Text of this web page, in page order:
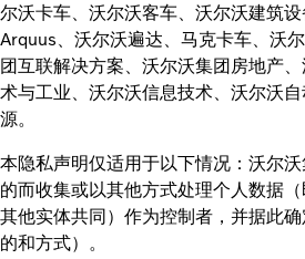
尔沃卡车、沃尔沃客车、沃尔沃建筑设
Arquus、沃尔沃遍达、马克卡车、沃
团互联解决方案、沃尔沃集团房地产
术与工业、沃尔沃信息技术、沃尔沃
源。
本隐私声明仅适用于以下情况：沃尔
的而收集或以其他方式处理个人数据
其他实体共同）作为控制者，并据此
的和方式）。